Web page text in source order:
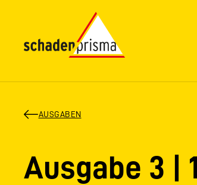
AUSGABEN
Ausgabe 3 |